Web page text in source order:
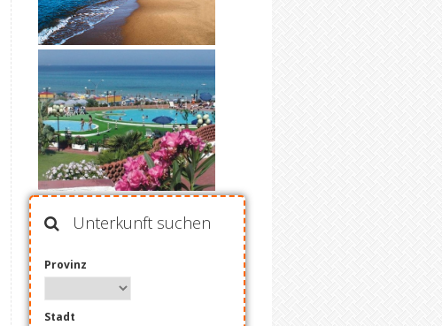
Unterkunft suchen
Provinz
Stadt